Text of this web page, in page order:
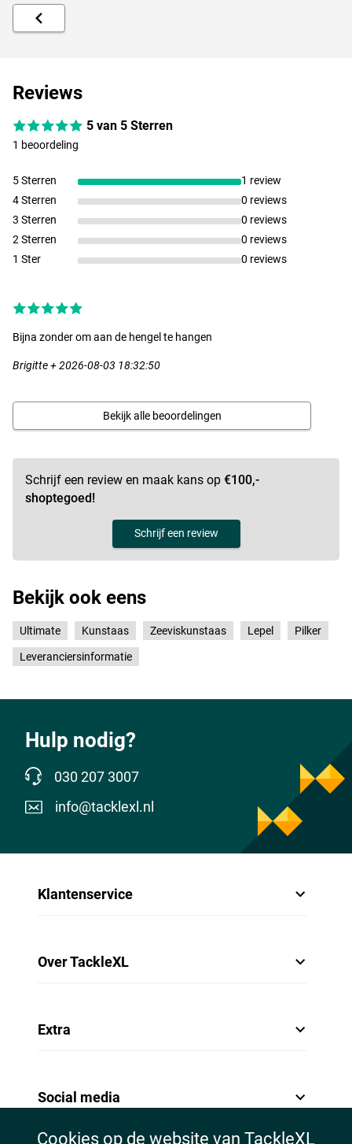
Reviews
5 van 5 Sterren
1 beoordeling
5 Sterren
1 review
4 Sterren
0 reviews
3 Sterren
0 reviews
2 Sterren
0 reviews
1 Ster
0 reviews
Bijna zonder om aan de hengel te hangen
Brigitte + 2026-08-03 18:32:50
Bekijk alle beoordelingen
Schrijf een review en maak kans op €100,-
shoptegoed!
Schrijf een review
Bekijk ook eens
Ultimate Kunstaas Zeeviskunstaas Lepel Pilker
Leveranciersinformatie
Hulp nodig?
030 207 3007
info@tacklexl.nl
Klantenservice
Over TackleXL
Extra
Social media
Cookies op de website van TackleXL